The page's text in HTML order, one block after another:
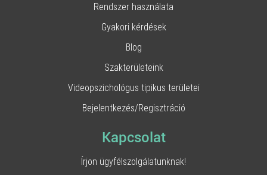
Rendszer használata
Gyakori kérdések
Blog
Szakterületeink
Videopszichológus tipikus területei
Bejelentkezés/Regisztráció
Kapcsolat
Írjon ügyfélszolgálatunknak!